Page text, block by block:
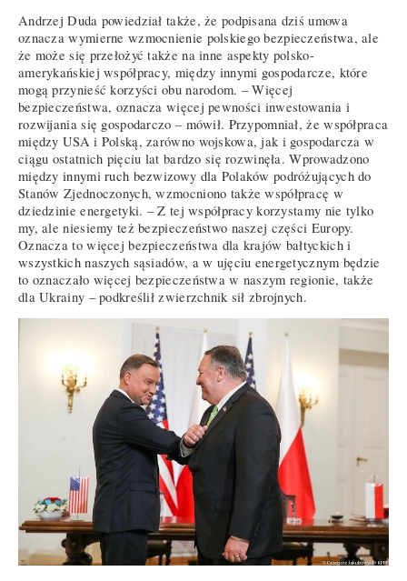
Andrzej Duda powiedział także, że podpisana dziś umowa
oznacza wymierne wzmocnienie polskiego bezpieczeństwa, ale
że może się przełożyć także na inne aspekty polsko-
amerykańskiej współpracy, między innymi gospodarcze, które
mogą przynieść korzyści obu narodom. – Więcej
bezpieczeństwa, oznacza więcej pewności inwestowania i
rozwijania się gospodarczo – mówił. Przypomniał, że współpraca
między USA i Polską, zarówno wojskowa, jak i gospodarcza w
ciągu ostatnich pięciu lat bardzo się rozwinęła. Wprowadzono
między innymi ruch bezwizowy dla Polaków podróżujących do
Stanów Zjednoczonych, wzmocniono także współpracę w
dziedzinie energetyki. – Z tej współpracy korzystamy nie tylko
my, ale niesiemy też bezpieczeństwo naszej części Europy.
Oznacza to więcej bezpieczeństwa dla krajów bałtyckich i
wszystkich naszych sąsiadów, a w ujęciu energetycznym będzie
to oznaczało więcej bezpieczeństwa w naszym regionie, także
dla Ukrainy – podkreślił zwierzchnik sił zbrojnych.